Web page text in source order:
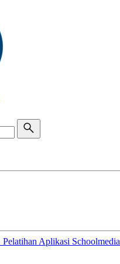
Pelatihan Aplikasi Schoolmedia